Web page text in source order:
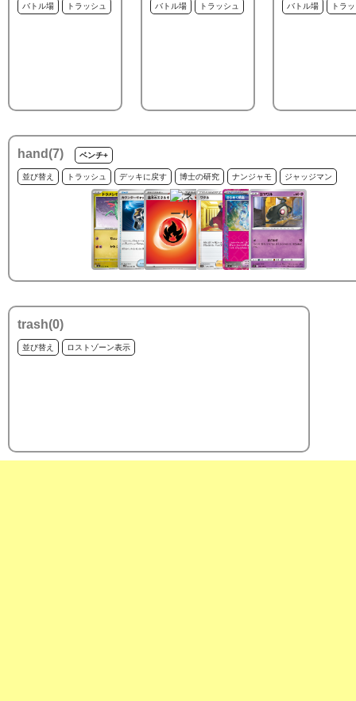
バトル場 トラッシュ バトル場 トラッシュ バトル場 トラ
hand(7) ベンチ+
並び替え トラッシュ デッキに戻す 博士の研究 ナンジャモ ジャッジマン
trash(0)
並び替え ロストゾーン表示